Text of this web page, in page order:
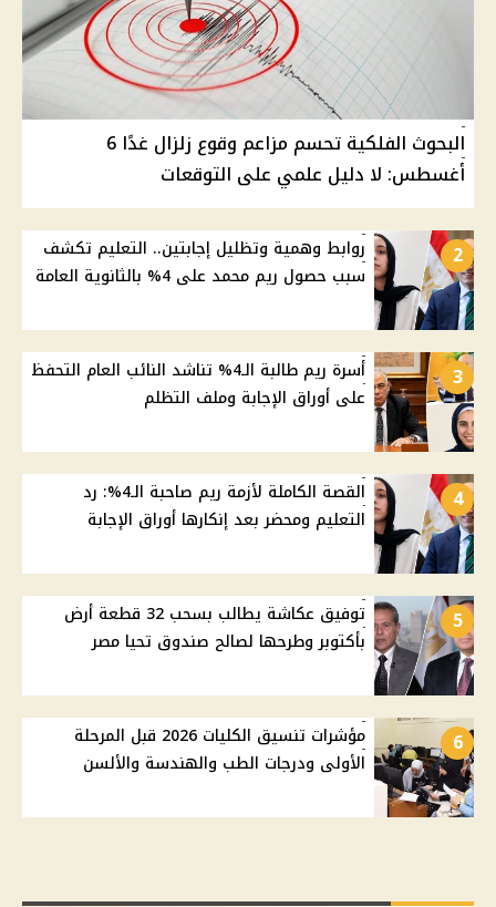
البحوث الفلكية تحسم مزاعم وقوع زلزال غدًا 6
أغسطس: لا دليل علمي على التوقعات
2
روابط وهمية وتظليل إجابتين.. التعليم تكشف
سبب حصول ريم محمد على 4% بالثانوية العامة
3
أسرة ريم طالبة الـ4% تناشد النائب العام التحفظ
على أوراق الإجابة وملف التظلم
4
القصة الكاملة لأزمة ريم صاحبة الـ4%: رد
التعليم ومحضر بعد إنكارها أوراق الإجابة
5
توفيق عكاشة يطالب بسحب 32 قطعة أرض
بأكتوبر وطرحها لصالح صندوق تحيا مصر
6
مؤشرات تنسيق الكليات 2026 قبل المرحلة
الأولى ودرجات الطب والهندسة والألسن